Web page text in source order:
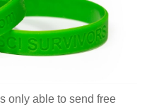
only able to send free